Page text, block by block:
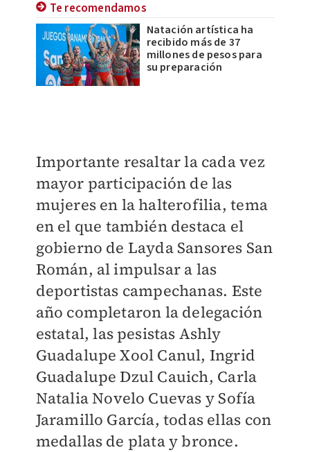
Te recomendamos
Natación artística ha
recibido más de 37
millones de pesos para
su preparación
Importante resaltar la cada vez
mayor participación de las
mujeres en la halterofilia, tema
en el que también destaca el
gobierno de Layda Sansores San
Román, al impulsar a las
deportistas campechanas. Este
año completaron la delegación
estatal, las pesistas Ashly
Guadalupe Xool Canul, Ingrid
Guadalupe Dzul Cauich, Carla
Natalia Novelo Cuevas y Sofía
Jaramillo García, todas ellas con
medallas de plata y bronce.